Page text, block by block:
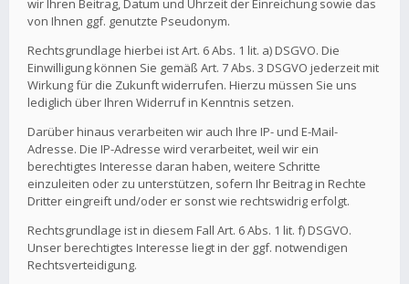
wir Ihren Beitrag, Datum und Uhrzeit der Einreichung sowie das
von Ihnen ggf. genutzte Pseudonym.
Rechtsgrundlage hierbei ist Art. 6 Abs. 1 lit. a) DSGVO. Die
Einwilligung können Sie gemäß Art. 7 Abs. 3 DSGVO jederzeit mit
Wirkung für die Zukunft widerrufen. Hierzu müssen Sie uns
lediglich über Ihren Widerruf in Kenntnis setzen.
Darüber hinaus verarbeiten wir auch Ihre IP- und E-Mail-
Adresse. Die IP-Adresse wird verarbeitet, weil wir ein
berechtigtes Interesse daran haben, weitere Schritte
einzuleiten oder zu unterstützen, sofern Ihr Beitrag in Rechte
Dritter eingreift und/oder er sonst wie rechtswidrig erfolgt.
Rechtsgrundlage ist in diesem Fall Art. 6 Abs. 1 lit. f) DSGVO.
Unser berechtigtes Interesse liegt in der ggf. notwendigen
Rechtsverteidigung.